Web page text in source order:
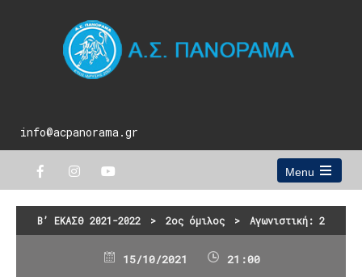
info@acpanorama.gr
Menu
Open
main
menu
Β’ ΕΚΑΣΘ 2021-2022 > 2ος όμιλος > Αγωνιστική: 2
15/10/2021 21:00